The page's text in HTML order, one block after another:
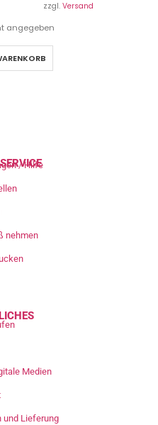
zzgl. Versand
angegeben
/ Hilfe
nehmen
Medien
und Lieferung